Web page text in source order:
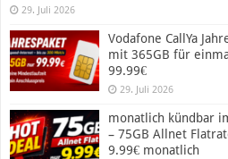
29. Juli 2026
Vodafone CallYa
mit 365GB für
99.99€
29. Juli 2026
monatlich kündbar
– 75GB Allnet
9.99€ monatlich